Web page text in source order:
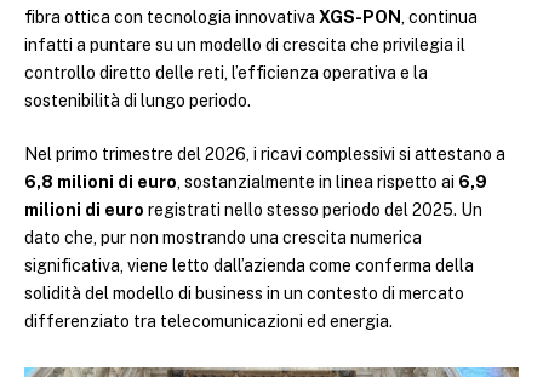
fibra ottica con tecnologia innovativa XGS-PON, continua
infatti a puntare su un modello di crescita che privilegia il
controllo diretto delle reti, l’efficienza operativa e la
sostenibilità di lungo periodo.
Nel primo trimestre del 2026, i ricavi complessivi si attestano a
6,8 milioni di euro, sostanzialmente in linea rispetto ai 6,9
milioni di euro registrati nello stesso periodo del 2025. Un
dato che, pur non mostrando una crescita numerica
significativa, viene letto dall’azienda come conferma della
solidità del modello di business in un contesto di mercato
differenziato tra telecomunicazioni ed energia.